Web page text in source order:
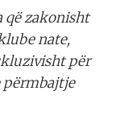
që zakonisht
nate,
për
përmbajtje